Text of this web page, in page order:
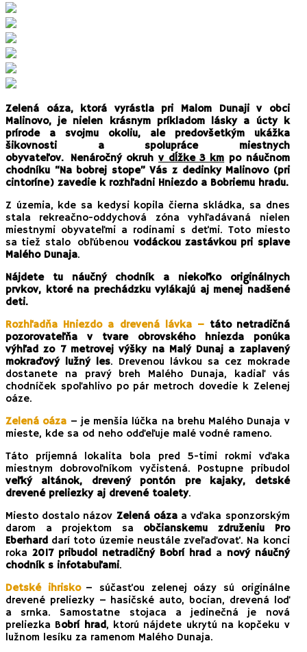
Zelená oáza, ktorá vyrástla pri Malom Dunaji v obci
Malinovo, je nielen krásnym príkladom lásky a úcty k
prírode a svojmu okoliu, ale predovšetkým ukážka
šikovnosti a spolupráce miestnych
obyvateľov. Nenáročný okruh v dĺžke 3 km po náučnom
chodníku “Na bobrej stope” Vás z dedinky Malinovo (pri
cintoríne) zavedie k rozhľadni Hniezdo a Bobriemu hradu.
Z územia, kde sa kedysi kopila čierna skládka, sa dnes
stala rekreačno-oddychová zóna vyhľadávaná nielen
miestnymi obyvateľmi a rodinami s deťmi. Toto miesto
sa tiež stalo obľúbenou vodáckou zastávkou pri splave
Malého Dunaja.
Nájdete tu náučný chodník a niekoľko originálnych
prvkov, ktoré na prechádzku vylákajú aj menej nadšené
deti.
Rozhľadňa Hniezdo a drevená lávka – táto netradičná
pozorovateľňa v tvare obrovského hniezda ponúka
výhľad zo 7 metrovej výšky na Malý Dunaj a zaplavený
mokraďový lužný les. Drevenou lávkou sa cez mokrade
dostanete na pravý breh Malého Dunaja, kadiaľ vás
chodníček spoľahlivo po pár metroch dovedie k Zelenej
oáze.
Zelená oáza – je menšia lúčka na brehu Malého Dunaja v
mieste, kde sa od neho odďeľuje malé vodné rameno.
Táto príjemná lokalita bola pred 5-timi rokmi vďaka
miestnym dobrovoľníkom vyčistená. Postupne pribudol
veľký altánok, drevený pontón pre kajaky, detské
drevené preliezky aj drevené toalety.
Miesto dostalo názov Zelená oáza a vďaka sponzorským
darom a projektom sa občianskemu združeniu Pro
Eberharddarí toto územie neustále zveľaďovať. Na konci
roka 2017 pribudol netradičný Bobrí hrada nový náučný
chodník s infotabuľami.
Detské ihrisko – súčasťou zelenej oázy sú originálne
drevené preliezky – hasičské auto, bocian, drevená loď
a srnka. Samostatne stojaca a jedinečná je nová
preliezka Bobrí hrad, ktorú nájdete ukrytú na kopčeku v
lužnom lesíku za ramenom Malého Dunaja.